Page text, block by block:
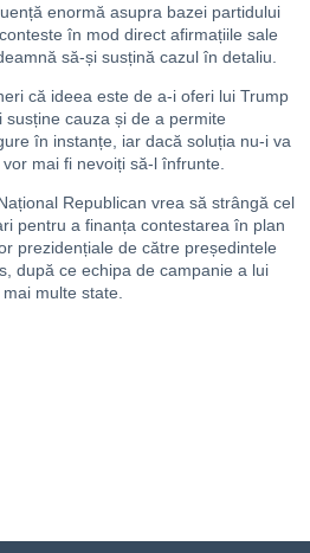
enormă asupra bazei partidului
în mod direct afirmațiile sale
să-și susțină cazul în detaliu.
că ideea este de a-i oferi lui Trump
cauza și de a permite
în instanțe, iar dacă soluția nu-i va
mai fi nevoiți să-l înfrunte.
Republican vrea să strângă cel
pentru a finanța contestarea în plan
prezidențiale de către președintele
după ce echipa de campanie a lui
multe state.